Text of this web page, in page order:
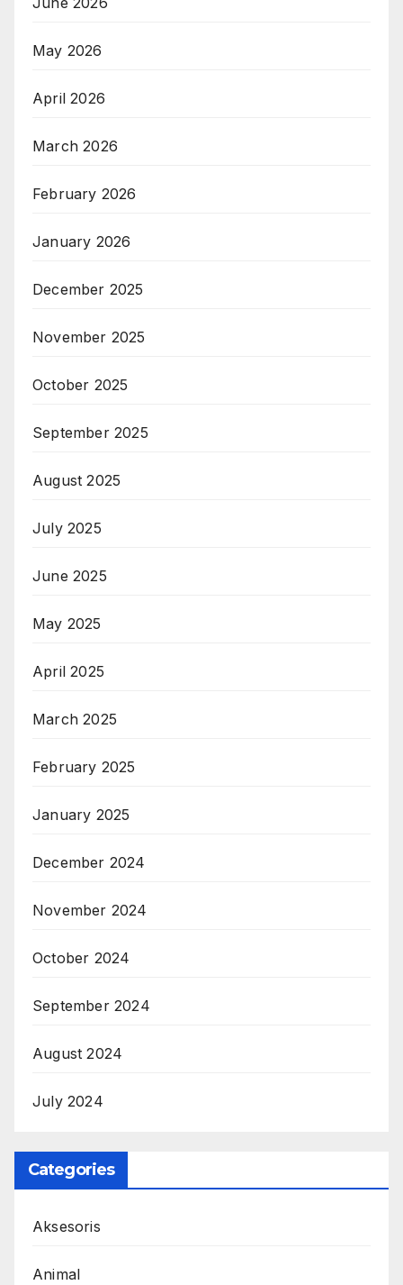
May 2026
April 2026
March 2026
February 2026
January 2026
December 2025
November 2025
October 2025
September 2025
August 2025
July 2025
June 2025
May 2025
April 2025
March 2025
February 2025
January 2025
December 2024
November 2024
October 2024
September 2024
August 2024
July 2024
Categories
Aksesoris
Animal